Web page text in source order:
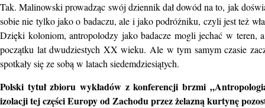
Tak. Malinowski prowadząc swój dziennik dał dowód na to, jak
sobie nie tylko jako o badaczu, ale i jako podróżniku, czyli jest też
Dzięki koloniom, antropolodzy jako badacze mogli jechać w teren,
początku lat dwudziestych XX wieku. Ale w tym samym czasie
spotkały się ze sobą w latach siedemdziesiątych.
Polski tytuł zbioru wykładów z konferencji brzmi
izolacji tej części Europy od Zachodu przez żelazną kurtynę